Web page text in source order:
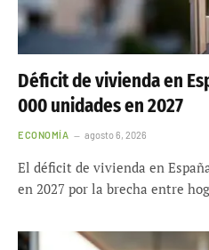
Déficit de vivienda en
000 unidades en 2027
ECONOMÍA agosto 6, 2026
El déficit de vivienda en
en 2027 por la brecha entre